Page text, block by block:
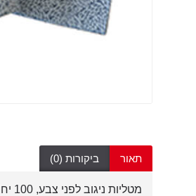
תאור ביקורות (0)
מטליות ניגוב לפני צבע, 100 יח׳